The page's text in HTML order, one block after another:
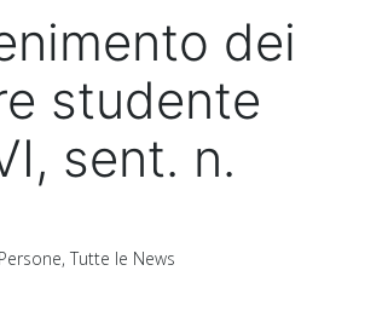
dei
studente
sent. n.
,Tutte le News